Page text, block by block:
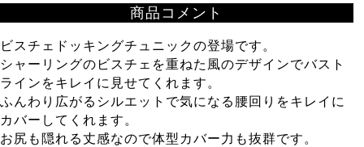
商品コメント
ビスチェドッキングチュニックの登場です。
シャーリングのビスチェを重ねた風のデザインでバスト
ラインをキレイに見せてくれます。
ふんわり広がるシルエットで気になる腰回りをキレイに
カバーしてくれます。
お尻も隠れる丈感なので体型カバー力も抜群です。